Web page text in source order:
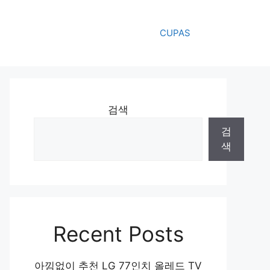
CUPAS
검색
검
색
Recent Posts
아낌없이 추천 LG 77인치 올레드 TV